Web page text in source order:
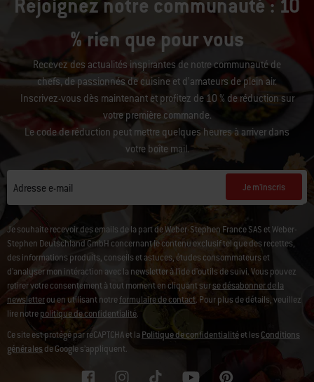
Rejoignez notre communauté : 10
% rien que pour vous
Recevez des actualités inspirantes de notre communauté de
chefs, de passionnés de cuisine et d’amateurs de plein air.
Inscrivez-vous dès maintenant et profitez de 10 % de réduction sur
votre première commande.
Le code de réduction peut mettre quelques heures à arriver dans
votre boîte mail.
Adresse e-mail Je m'inscris
Je souhaite recevoir des emails de la part de Weber-Stephen France SAS et Weber-
Stephen Deutschland GmbH concernant le contenu exclusif tel que des recettes,
des informations produits, conseils et astuces, études consommateurs et
d'analyser mon intéraction avec la newsletter à l'ide d'outils de suivi. Vous pouvez
retirer votre consentement à tout moment en cliquant surse désabonner de la
newsletterou en utilisant notreformulaire de contact
. Pour plus de détails, veuillez
lire notrepolitique de confidentialité.
Ce site est protégé par reCAPTCHA et la